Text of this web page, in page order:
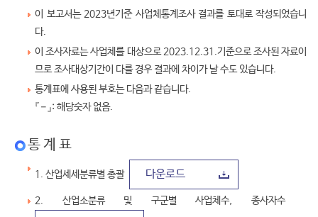
이 보고서는 2023년기준 사업체통계조사 결과를 토대로 작성되었습니
다.
이 조사자료는 사업체를 대상으로 2023.12.31.기준으로 조사된 자료이
므로 조사대상기간이 다를 경우 결과에 차이가 날 수도 있습니다.
통계표에 사용된 부호는 다음과 같습니다.
『－』: 해당숫자 없음.
통 계 표
1. 산업세세분류별 총괄 다운로드
2. 산업소분류 및 구군별 사업체수, 종사자수